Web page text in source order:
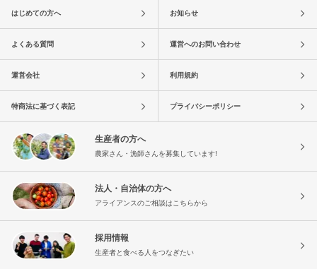
はじめての方へ お知らせ
よくある質問 運営へのお問い合わせ
運営会社 利用規約
特商法に基づく表記 プライバシーポリシー
生産者の方へ
農家さん・漁師さんを募集しています!
法人・自治体の方へ
アライアンスのご相談はこちらから
採用情報
生産者と食べる人をつなぎたい